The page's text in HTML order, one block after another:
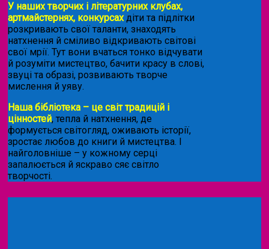
У наших творчих і літературних клубах,
артмайстернях, конкурсахдіти та підлітки
розкривають свої таланти, знаходять
натхнення й сміливо відкривають світові
свої мрії. Тут вони вчаться тонко відчувати
й розуміти мистецтво, бачити красу в слові,
звуці та образі, розвивають творче
мислення й уяву.
Наша бібліотека – це світ традицій і
цінностей, тепла й натхнення, де
формується світогляд, оживають історії,
зростає любов до книги й мистецтва. І
найголовніше – у кожному серці
запалюється й яскраво сяє світло
творчості.